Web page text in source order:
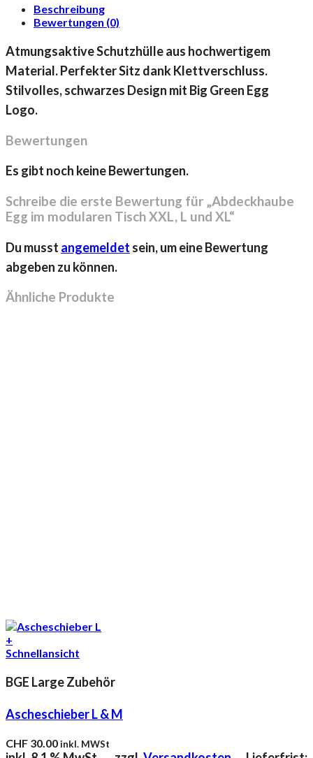
Menge
Beschreibung
Bewertungen (0)
Atmungsaktive Schutzhülle aus hochwertigem
Material. Perfekter Sitz dank Klettverschluss.
Stilvolles, schwarzes Design mit Big Green Egg
Logo.
Bewertungen
Es gibt noch keine Bewertungen.
Schreibe die erste Bewertung für „Abdeckhaube
Egg im modularen Tisch XXL, L und XL“
Du musst angemeldet sein, um eine Bewertung
abgeben zu können.
Ähnliche Produkte
+
Schnellansicht
BGE Large Zubehör
Ascheschieber L & M
CHF 30.00inkl. MWSt